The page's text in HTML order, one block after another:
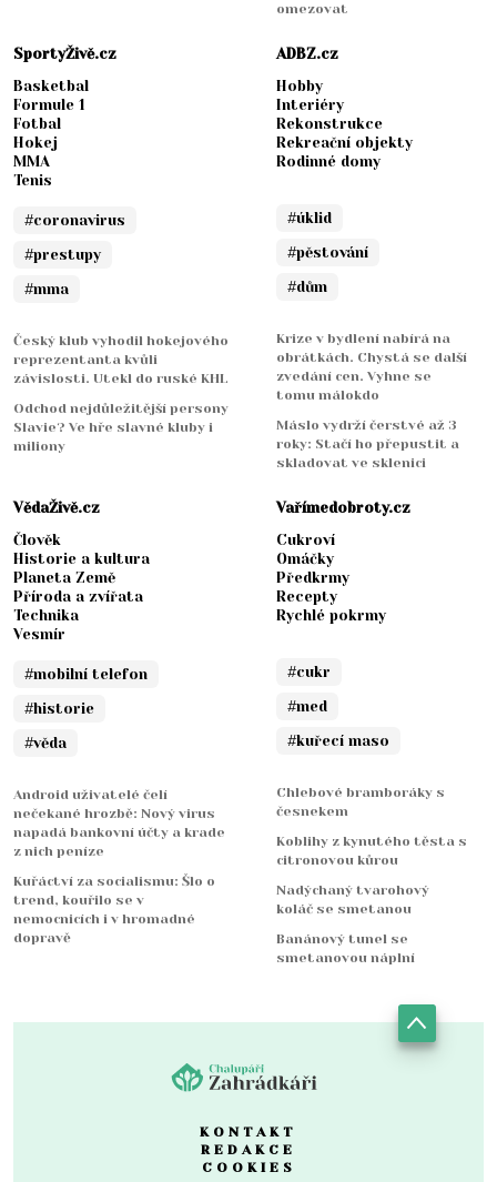
omezovat
SportyŽivě.cz
Basketbal
Formule 1
Fotbal
Hokej
MMA
Tenis
#coronavirus
#prestupy
#mma
Český klub vyhodil hokejového
reprezentanta kvůli
závislosti. Utekl do ruské KHL
Odchod nejdůležitější persony
Slavie? Ve hře slavné kluby i
miliony
ADBZ.cz
Hobby
Interiéry
Rekonstrukce
Rekreační objekty
Rodinné domy
#úklid
#pěstování
#dům
Krize v bydlení nabírá na
obrátkách. Chystá se další
zvedání cen. Vyhne se
tomu málokdo
Máslo vydrží čerstvé až 3
roky: Stačí ho přepustit a
skladovat ve sklenici
VědaŽivě.cz
Člověk
Historie a kultura
Planeta Země
Příroda a zvířata
Technika
Vesmír
#mobilní telefon
#historie
#věda
Android uživatelé čelí
nečekané hrozbě: Nový virus
napadá bankovní účty a krade
z nich peníze
Kuřáctví za socialismu: Šlo o
trend, kouřilo se v
nemocnicích i v hromadné
dopravě
Vařímedobroty.cz
Cukroví
Omáčky
Předkrmy
Recepty
Rychlé pokrmy
#cukr
#med
#kuřecí maso
Chlebové bramboráky s
česnekem
Koblihy z kynutého těsta s
citronovou kůrou
Nadýchaný tvarohový
koláč se smetanou
Banánový tunel se
smetanovou náplní
KONTAKT
REDAKCE
COOKIES